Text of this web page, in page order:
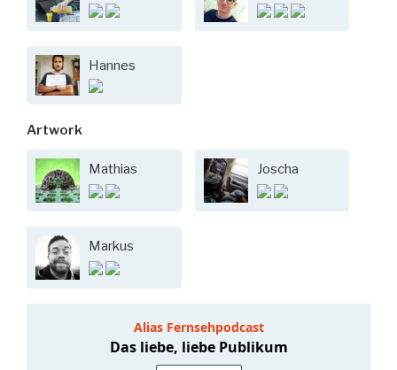
Hannes
Artwork
Mathias Joscha
Markus